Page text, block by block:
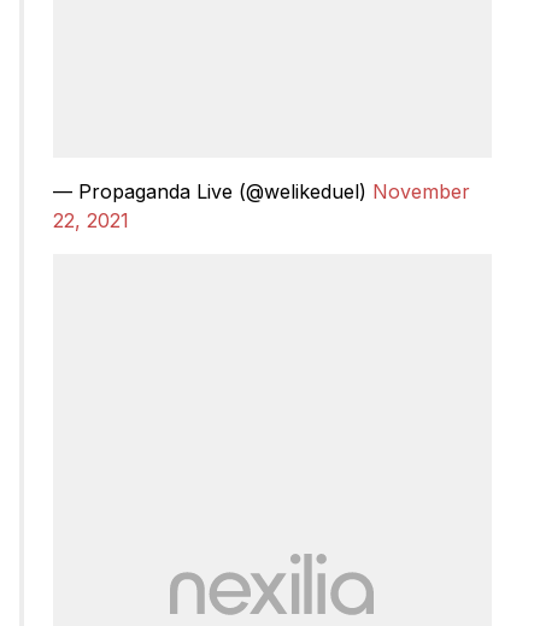
— Propaganda Live (@welikeduel) November
22, 2021